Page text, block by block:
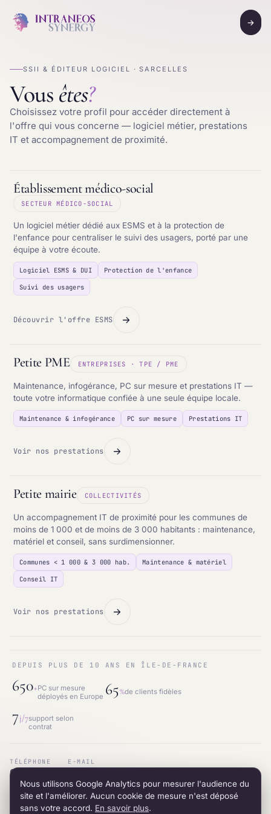
→
SSII & ÉDITEUR LOGICIEL · SARCELLES
Vous êtes?
Choisissez votre profil pour accéder directement à
l'offre qui vous concerne — logiciel métier, prestations
IT et accompagnement de proximité.
Établissement médico-social
SECTEUR MÉDICO-SOCIAL
Un logiciel métier dédié aux ESMS et à la protection de
l'enfance pour centraliser le suivi des usagers, porté par une
équipe à votre écoute.
Logiciel ESMS & DUI
Protection de l'enfance
Suivi des usagers
Découvrir l'offre ESMS
Petite PME ENTREPRISES · TPE / PME
Maintenance, infogérance, PC sur mesure et prestations IT —
toute votre informatique confiée à une seule équipe locale.
Maintenance & infogérance PC sur mesure Prestations IT
Voir nos prestations
Petite mairie COLLECTIVITÉS
Un accompagnement IT de proximité pour les communes de
moins de 1 000 et de moins de 3 000 habitants : maintenance,
matériel et conseil, sans surdimensionner.
Communes < 1 000 & 3 000 hab.
Maintenance & matériel
Conseil IT
Voir nos prestations
DEPUIS PLUS DE 10 ANS EN ÎLE-DE-FRANCE
650+PC sur mesure
déployés en Europe 65%de clients fidèles
7j/7support selon
contrat
TÉLÉPHONE
01.87.53.66.31
E-MAIL
ADRESSE
12 avenue du 8 mai 1945 · 95200 Sarcelles
RÉSEAU
LinkedIn
Nous utilisons Google Analytics pour mesurer l'audience du
site et l'améliorer. Aucun cookie de mesure n'est déposé
sans votre accord. En savoir plus.